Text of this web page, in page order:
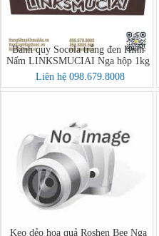
Bánh quy Socola trắng đen Hình
Nấm LINKSMUCIAI Nga hộp 1kg
Liên hệ 098.679.8008
Kẹo dẻo hoa quả Roshen Bee Nga